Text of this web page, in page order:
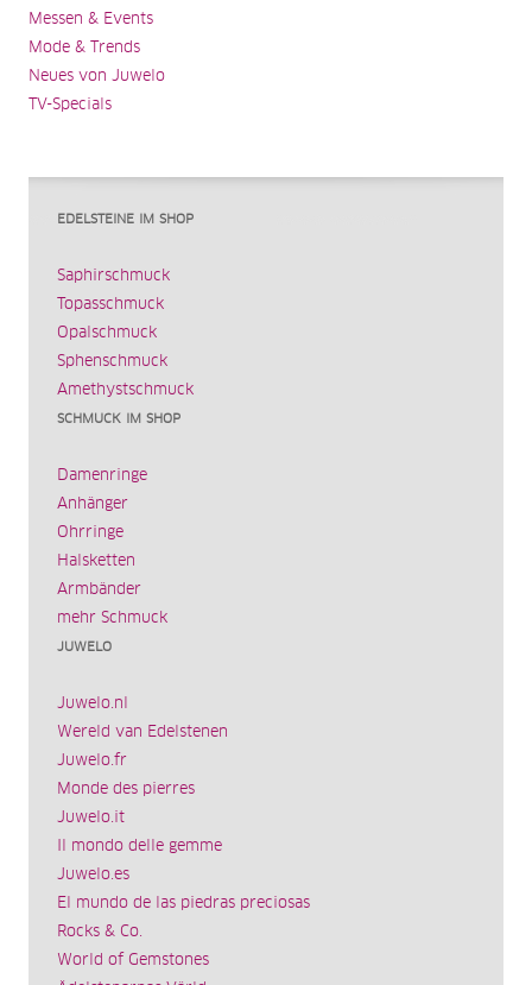
Messen & Events
Mode & Trends
Neues von Juwelo
TV-Specials
EDELSTEINE IM SHOP
Saphirschmuck
Topasschmuck
Opalschmuck
Sphenschmuck
Amethystschmuck
SCHMUCK IM SHOP
Damenringe
Anhänger
Ohrringe
Halsketten
Armbänder
mehr Schmuck
JUWELO
Juwelo.nl
Wereld van Edelstenen
Juwelo.fr
Monde des pierres
Juwelo.it
Il mondo delle gemme
Juwelo.es
El mundo de las piedras preciosas
Rocks & Co.
World of Gemstones